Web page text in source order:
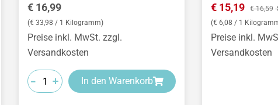
Regulärer Preis:
€ 16,99
(€ 33,98 / 1 Kilogramm)
Preise inkl. MwSt. zzgl.
Versandkosten
-
-
- +
+
+ In den Warenkorb
Verkaufspreis:
€ 15,19 € 16,59
(€ 6,08 / 1
Preise inkl.
Versandkosten